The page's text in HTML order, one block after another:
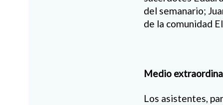
del semanario;
de la comunidad
Medio
Los asistentes,